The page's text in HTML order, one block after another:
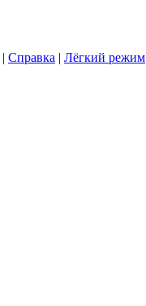
| Справка | Лёгкий режим